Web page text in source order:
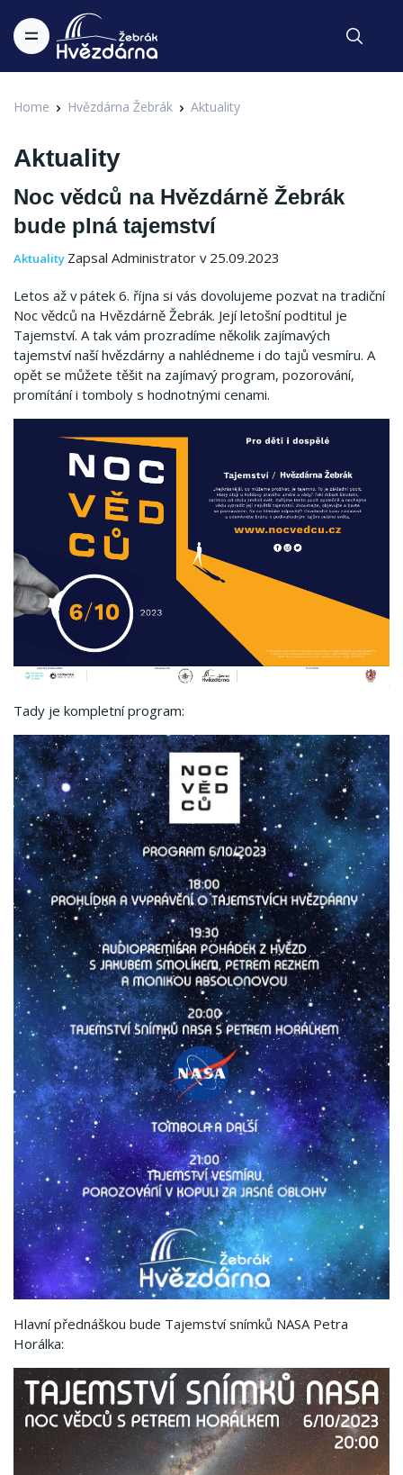
Home Hvězdárna Žebrák Aktuality
Aktuality
Noc vědců na Hvězdárně Žebrák
bude plná tajemství
Aktuality Zapsal Administrator v 25.09.2023
Letos až v pátek 6. října si vás dovolujeme pozvat na tradiční
Noc vědců na Hvězdárně Žebrák. Její letošní podtitul je
Tajemství. A tak vám prozradíme několik zajímavých
tajemství naší hvězdárny a nahlédneme i do tajů vesmíru. A
opět se můžete těšit na zajímavý program, pozorování,
promítání i tomboly s hodnotnými cenami.
Tady je kompletní program:
Hlavní přednáškou bude Tajemství snímků NASA Petra
Horálka: